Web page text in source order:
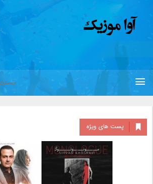
پست های ویژه